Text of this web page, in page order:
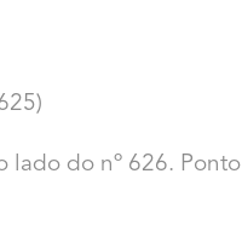
lado do nº 626. Ponto